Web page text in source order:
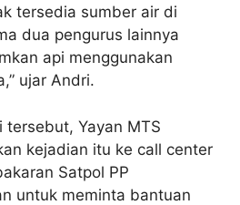
tersedia sumber air di
dua pengurus lainnya
api menggunakan
ujar Andri.
tersebut, Yayan MTS
kejadian itu ke call center
Satpol PP
untuk meminta bantuan